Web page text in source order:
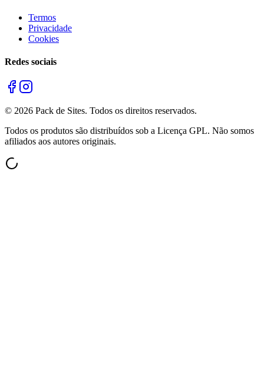
Termos
Privacidade
Cookies
Redes sociais
© 2026 Pack de Sites. Todos os direitos reservados.
Todos os produtos são distribuídos sob a Licença GPL. Não somos
afiliados aos autores originais.